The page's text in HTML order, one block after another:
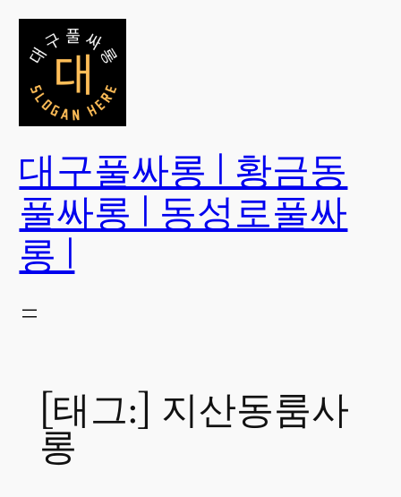
콘
가
기대구풀싸롱 | 황금동
풀싸롱 | 동성로풀싸
롱 |
[태그:] 지산동룸사
롱